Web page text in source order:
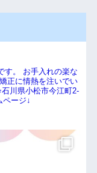
。
お手入れの楽な
正に情熱を注いでい
石川県小松市今江町2-
ページ↓